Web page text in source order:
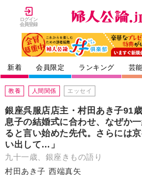
ログイン
会員登録
新着 会員限定 ランキング 芸能
教養 人間関係 エッセイ
銀座呉服店店主・村田あき子91
息子の結婚式に合わせ、なぜか
ると言い始めた先代。さらには
い出して…」
九十一歳、銀座きもの語り
村田あき子 西端真矢